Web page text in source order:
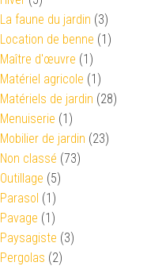
La faune du jardin (3)
Location de benne (1)
Maître d'œuvre (1)
Matériel agricole (1)
Matériels de jardin (28)
Menuiserie (1)
Mobilier de jardin (23)
Non classé (73)
Outillage (5)
Parasol (1)
Pavage (1)
Paysagiste (3)
Pergolas (2)